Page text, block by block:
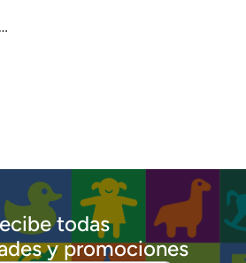
todas
y promociones